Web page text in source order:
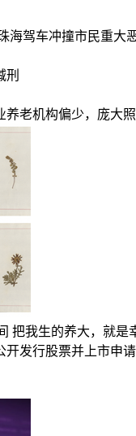
海驾车冲撞市民重大
刑
老机构偏少，庞大
把我生的养大，就是
开发行股票并上市申请